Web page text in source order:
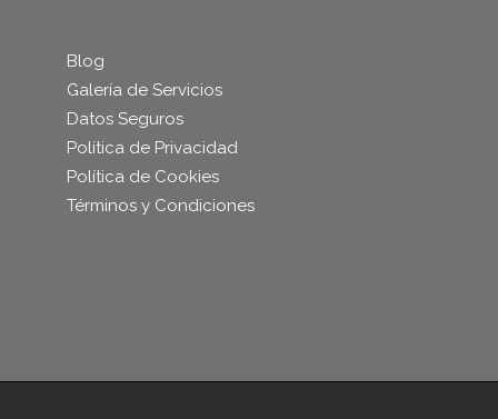
Blog
Galería de Servicios
Datos Seguros
Política de Privacidad
Política de Cookies
Términos y Condiciones